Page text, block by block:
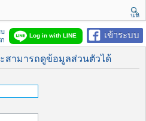
e
n
a
v
i
g
นห
า
เข้าระบบ
Log in with LINE
บ
สามารถดูข้อมูลส่วนตัวได้